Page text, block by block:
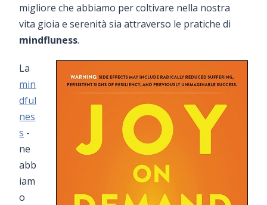
migliore che abbiamo per coltivare nella nostra
vita gioia e serenità sia attraverso le pratiche di
mindfluness.
La
min
dful
nes
s -
ne
abb
iam
o